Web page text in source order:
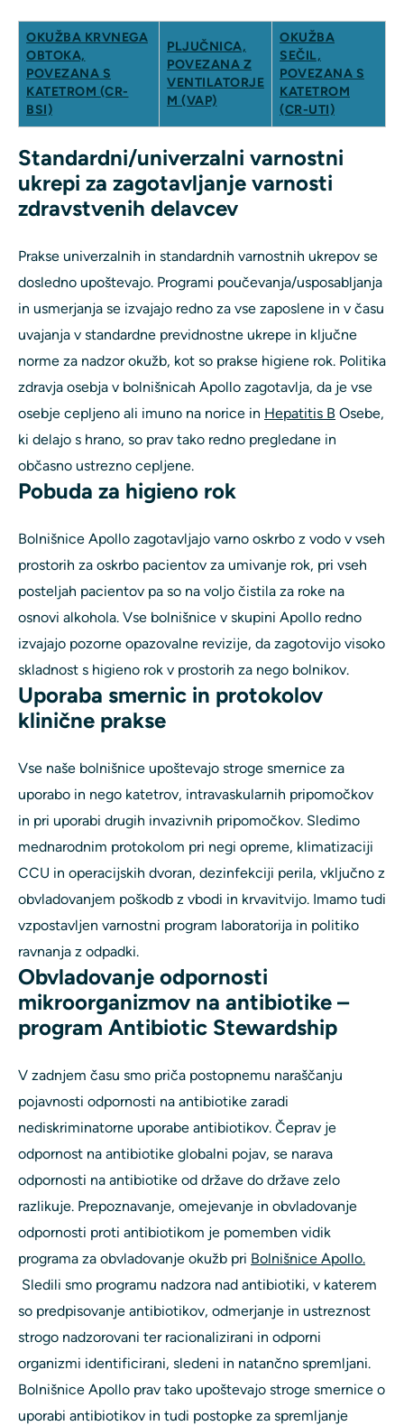
OKUŽBA KRVNEGA
OBTOKA,
POVEZANA S
KATETROM (CR-
BSI)
PLJUČNICA,
POVEZANA Z
VENTILATORJE
M (VAP)
OKUŽBA
SEČIL,
POVEZANA S
KATETROM
(CR-UTI)
Standardni/univerzalni varnostni
ukrepi za zagotavljanje varnosti
zdravstvenih delavcev
Prakse univerzalnih in standardnih varnostnih ukrepov se
dosledno upoštevajo. Programi poučevanja/usposabljanja
in usmerjanja se izvajajo redno za vse zaposlene in v času
uvajanja v standardne previdnostne ukrepe in ključne
norme za nadzor okužb, kot so prakse higiene rok. Politika
zdravja osebja v bolnišnicah Apollo zagotavlja, da je vse
osebje cepljeno ali imuno na norice in Hepatitis B Osebe,
ki delajo s hrano, so prav tako redno pregledane in
občasno ustrezno cepljene.
Pobuda za higieno rok
Bolnišnice Apollo zagotavljajo varno oskrbo z vodo v vseh
prostorih za oskrbo pacientov za umivanje rok, pri vseh
posteljah pacientov pa so na voljo čistila za roke na
osnovi alkohola. Vse bolnišnice v skupini Apollo redno
izvajajo pozorne opazovalne revizije, da zagotovijo visoko
skladnost s higieno rok v prostorih za nego bolnikov.
Uporaba smernic in protokolov
klinične prakse
Vse naše bolnišnice upoštevajo stroge smernice za
uporabo in nego katetrov, intravaskularnih pripomočkov
in pri uporabi drugih invazivnih pripomočkov. Sledimo
mednarodnim protokolom pri negi opreme, klimatizaciji
CCU in operacijskih dvoran, dezinfekciji perila, vključno z
obvladovanjem poškodb z vbodi in krvavitvijo. Imamo tudi
vzpostavljen varnostni program laboratorija in politiko
ravnanja z odpadki.
Obvladovanje odpornosti
mikroorganizmov na antibiotike –
program Antibiotic Stewardship
V zadnjem času smo priča postopnemu naraščanju
pojavnosti odpornosti na antibiotike zaradi
nediskriminatorne uporabe antibiotikov. Čeprav je
odpornost na antibiotike globalni pojav, se narava
odpornosti na antibiotike od države do države zelo
razlikuje. Prepoznavanje, omejevanje in obvladovanje
odpornosti proti antibiotikom je pomemben vidik
programa za obvladovanje okužb pri Bolnišnice Apollo.
Sledili smo programu nadzora nad antibiotiki, v katerem
so predpisovanje antibiotikov, odmerjanje in ustreznost
strogo nadzorovani ter racionalizirani in odporni
organizmi identificirani, sledeni in natančno spremljani.
Bolnišnice Apollo prav tako upoštevajo stroge smernice o
uporabi antibiotikov in tudi postopke za spremljanje